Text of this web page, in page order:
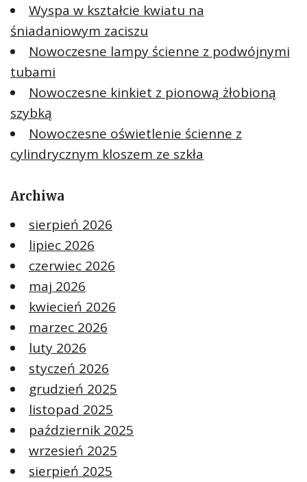
Wyspa w kształcie kwiatu na
śniadaniowym zaciszu
Nowoczesne lampy ścienne z podwójnymi
tubami
Nowoczesne kinkiet z pionową żłobioną
szybką
Nowoczesne oświetlenie ścienne z
cylindrycznym kloszem ze szkła
Archiwa
sierpień 2026
lipiec 2026
czerwiec 2026
maj 2026
kwiecień 2026
marzec 2026
luty 2026
styczeń 2026
grudzień 2025
listopad 2025
październik 2025
wrzesień 2025
sierpień 2025